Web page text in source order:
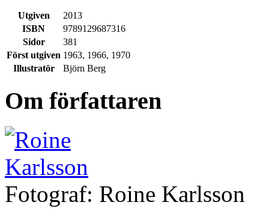
Utgiven
2013
ISBN
9789129687316
Sidor
381
Först utgiven 1963, 1966, 1970
Illustratör
Björn Berg
Om författaren
Fotograf: Roine Karlsson